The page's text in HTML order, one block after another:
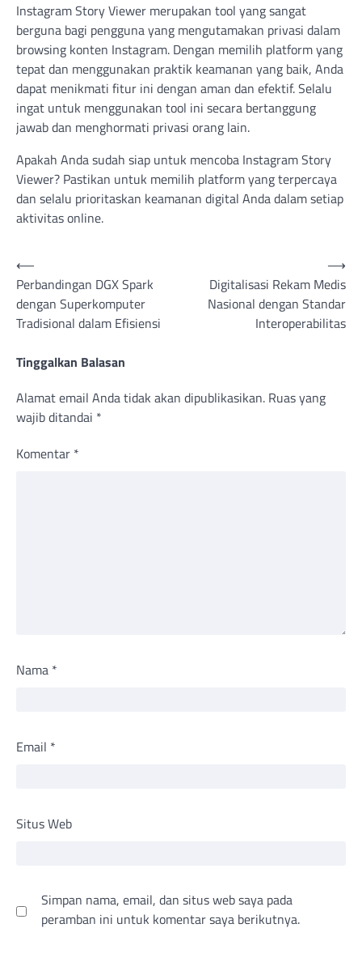
Instagram Story Viewer merupakan tool yang sangat
berguna bagi pengguna yang mengutamakan privasi dalam
browsing konten Instagram. Dengan memilih platform yang
tepat dan menggunakan praktik keamanan yang baik, Anda
dapat menikmati fitur ini dengan aman dan efektif. Selalu
ingat untuk menggunakan tool ini secara bertanggung
jawab dan menghormati privasi orang lain.
Apakah Anda sudah siap untuk mencoba Instagram Story
Viewer? Pastikan untuk memilih platform yang terpercaya
dan selalu prioritaskan keamanan digital Anda dalam setiap
aktivitas online.
Navigasi
pos
⟵
Perbandingan DGX Spark
dengan Superkomputer
Tradisional dalam Efisiensi
Digitalisasi Rekam Medis
Nasional dengan Standar
Interoperabilitas
⟶
Tinggalkan Balasan
Alamat email Anda tidak akan dipublikasikan. Ruas yang
wajib ditandai *
Komentar *
Nama *
Email *
Situs Web
Simpan nama, email, dan situs web saya pada
peramban ini untuk komentar saya berikutnya.